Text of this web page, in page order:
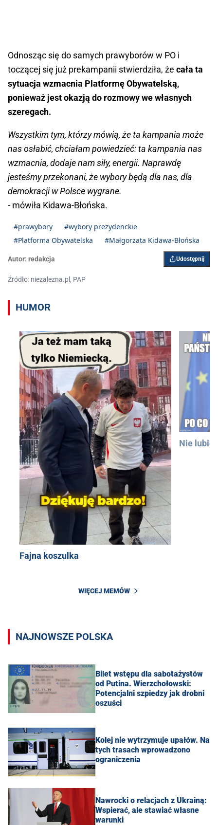
Odnosząc się do samych prawyborów w PO i
toczącej się już prekampanii stwierdziła, że cała ta
sytuacja wzmacnia Platformę Obywatelską,
ponieważ jest okazją do rozmowy we własnych
szeregach.
Wszystkim tym, którzy mówią, że ta kampania może
nas osłabić, chciałam powiedzieć: ta kampania nas
wzmacnia, dodaje nam siły, energii. Naprawdę
jesteśmy przekonani, że wybory będą dla nas, dla
demokracji w Polsce wygrane.
- mówiła Kidawa-Błońska.
#prawybory
#wybory prezydenckie
#Platforma Obywatelska
#Małgorzata Kidawa-Błońska
Autor: redakcja Udostępnij
Źródło: niezalezna.pl, PAP
HUMOR
Fajna koszulka
Nie lubię
WIĘCEJ MEMÓW
NAJNOWSZE POLSKA
Bilet wstępu dla sabotażystów
od Putina. Wierzchołowski:
Potencjalni szpiedzy jak drobni
oszuści
Kolej nie wytrzymuje upałów. Na
tych trasach wprowadzono
ograniczenia
Nawrocki o relacjach z Ukrainą:
Wspierać, ale stawiać własne
warunki